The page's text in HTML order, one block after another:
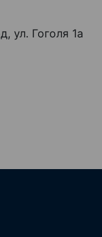
ул. Гоголя 1а